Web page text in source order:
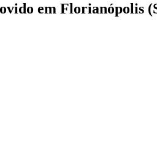
em Florianópolis